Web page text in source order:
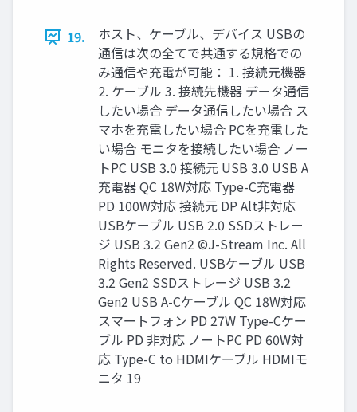
19.
ホスト、ケーブル、デバイス USBの
通信は次の全てで共通する規格での
み通信や充電が可能： 1. 接続元機器
2. ケーブル 3. 接続先機器 データ通信
したい場合 データ通信したい場合 ス
マホを充電したい場合 PCを充電した
い場合 モニタを接続したい場合 ノー
トPC USB 3.0 接続元 USB 3.0 USB A
充電器 QC 18W対応 Type-C充電器
PD 100W対応 接続元 DP Alt非対応
USBケーブル USB 2.0 SSDストレー
ジ USB 3.2 Gen2 ©J-Stream Inc. All
Rights Reserved. USBケーブル USB
3.2 Gen2 SSDストレージ USB 3.2
Gen2 USB A-Cケーブル QC 18W対応
スマートフォン PD 27W Type-Cケー
ブル PD 非対応 ノートPC PD 60W対
応 Type-C to HDMIケーブル HDMIモ
ニタ 19